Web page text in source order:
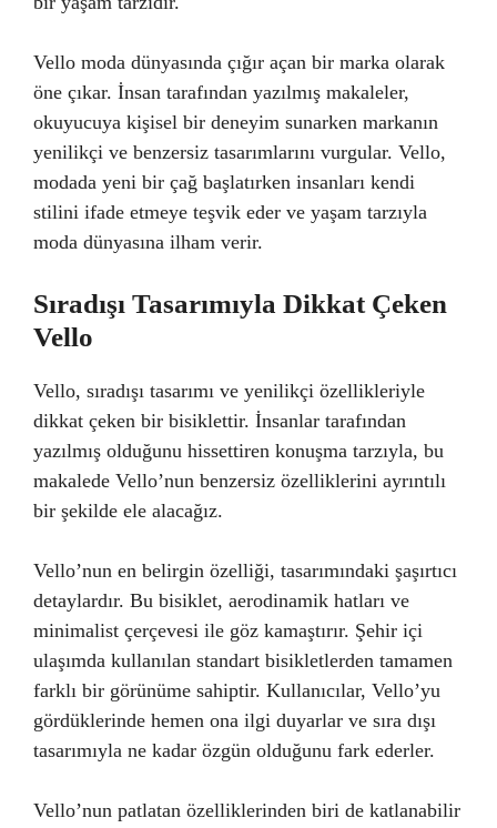
Vello moda dünyasında çığır açan bir marka olarak
öne çıkar. İnsan tarafından yazılmış makaleler,
okuyucuya kişisel bir deneyim sunarken markanın
yenilikçi ve benzersiz tasarımlarını vurgular. Vello,
modada yeni bir çağ başlatırken insanları kendi
stilini ifade etmeye teşvik eder ve yaşam tarzıyla
moda dünyasına ilham verir.
Sıradışı Tasarımıyla Dikkat Çeken
Vello
Vello, sıradışı tasarımı ve yenilikçi özellikleriyle
dikkat çeken bir bisiklettir. İnsanlar tarafından
yazılmış olduğunu hissettiren konuşma tarzıyla, bu
makalede Vello’nun benzersiz özelliklerini ayrıntılı
bir şekilde ele alacağız.
Vello’nun en belirgin özelliği, tasarımındaki şaşırtıcı
detaylardır. Bu bisiklet, aerodinamik hatları ve
minimalist çerçevesi ile göz kamaştırır. Şehir içi
ulaşımda kullanılan standart bisikletlerden tamamen
farklı bir görünüme sahiptir. Kullanıcılar, Vello’yu
gördüklerinde hemen ona ilgi duyarlar ve sıra dışı
tasarımıyla ne kadar özgün olduğunu fark ederler.
Vello’nun patlatan özelliklerinden biri de katlanabilir